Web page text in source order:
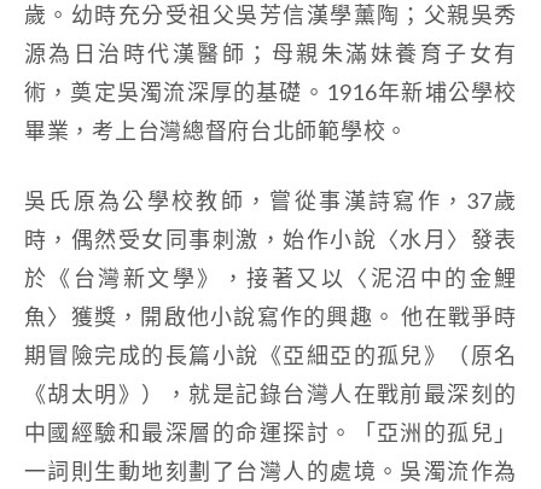
歲。幼時充分受祖父吳芳信漢學薰陶；父親吳秀
源為日治時代漢醫師；母親朱滿妹養育子女有
術，奠定吳濁流深厚的基礎。1916年新埔公學校
畢業，考上台灣總督府台北師範學校。
吳氏原為公學校教師，嘗從事漢詩寫作，37歲
時，偶然受女同事刺激，始作小說〈水月〉發表
於《台灣新文學》，接著又以〈泥沼中的金鯉
魚〉獲獎，開啟他小說寫作的興趣。 他在戰爭時
期冒險完成的長篇小說《亞細亞的孤兒》（原名
《胡太明》），就是記錄台灣人在戰前最深刻的
中國經驗和最深層的命運探討。「亞洲的孤兒」
一詞則生動地刻劃了台灣人的處境。吳濁流作為